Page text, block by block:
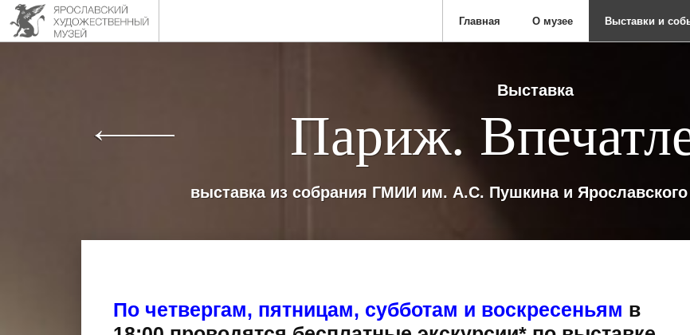
Главная О музее Выставки и
Выставка
Париж.
выставка из собрания ГМИИ им. А.С. Пушкина и Ярославского
По четвергам, пятницам, субботам и воскресеньям в